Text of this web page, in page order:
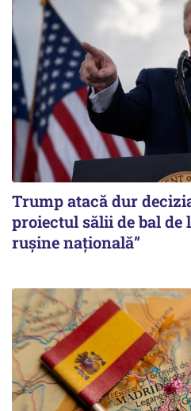
Trump atacă dur
proiectul sălii de bal de
ruşine naţională”